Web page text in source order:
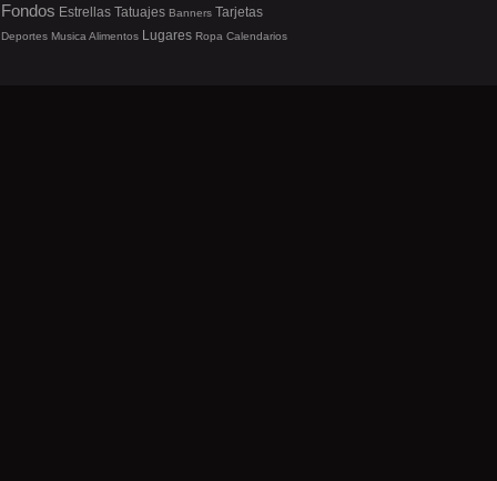
Fondos Estrellas Tatuajes Banners Tarjetas
Deportes Musica Alimentos Lugares Ropa Calendarios